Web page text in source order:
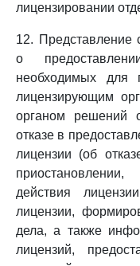
лицензировании
12. Представление
о
необходимых для
лицензирующим
органом решений
отказе в
лицензии (об
действия
лицензии,
дела, а также
лицензий,